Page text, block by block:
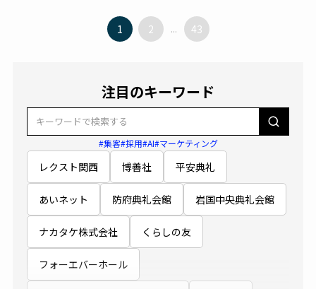
1 2 ... 43
注目のキーワード
#集客#採用#AI#マーケティング
レクスト関西 博善社 平安典礼
あいネット 防府典礼会館 岩国中央典礼会館
ナカタケ株式会社 くらしの友
フォーエバーホール